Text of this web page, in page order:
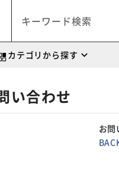
カテゴリから探す
い合わせ
お問